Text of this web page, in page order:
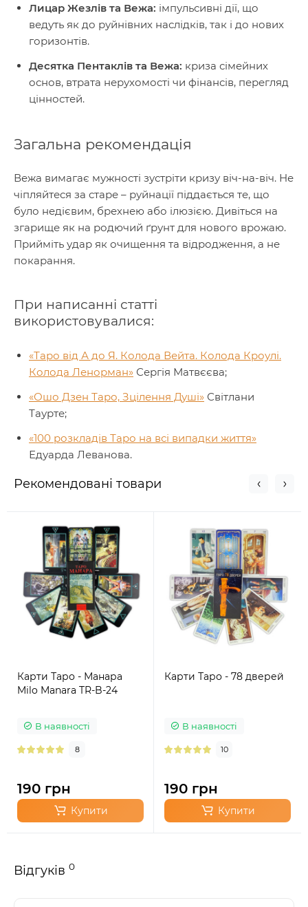
Лицар Жезлів та Вежа: імпульсивні дії, що
ведуть як до руйнівних наслідків, так і до нових
горизонтів.
Десятка Пентаклів та Вежа: криза сімейних
основ, втрата нерухомості чи фінансів, перегляд
цінностей.
Загальна рекомендація
Вежа вимагає мужності зустріти кризу віч-на-віч. Не
чіпляйтеся за старе – руйнації піддається те, що
було недієвим, брехнею або ілюзією. Дивіться на
згарище як на родючий ґрунт для нового врожаю.
Прийміть удар як очищення та відродження, а не
покарання.
При написанні статті
використовувалися:
«Таро від А до Я. Колода Вейта. Колода Кроулі.
Колода Ленорман» Сергія Матвєєва;
«Ошо Дзен Таро, Зцілення Душі» Світлани
Таурте;
«100 розкладів Таро на всі випадки життя»
Едуарда Леванова.
Рекомендовані товари
Карти Таро - Манара
Milo Manara TR-B-24
В наявності
8
190 грн
Купити
Карти Таро - 78 дверей
В наявності
10
190 грн
Купити
Відгуків 0